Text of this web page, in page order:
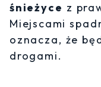
śnieżyce z
Miejscami
oznacza, że
drogami.